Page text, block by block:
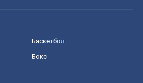
Баскетбол
Бокс